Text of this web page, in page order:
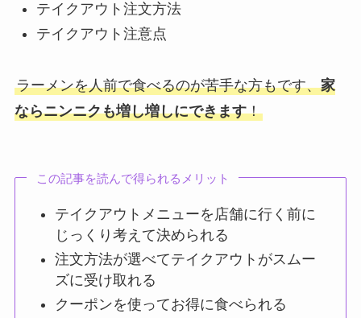
テイクアウト注文方法
テイクアウト注意点
ラーメンを人前で食べるのが苦手な方もです、家
ならニンニクも増し増しにできます！
この記事を読んで得られるメリット
テイクアウトメニューを店舗に行く前に
じっくり考えて決められる
注文方法が選べてテイクアウトがスムー
ズに受け取れる
クーポンを使ってお得に食べられる